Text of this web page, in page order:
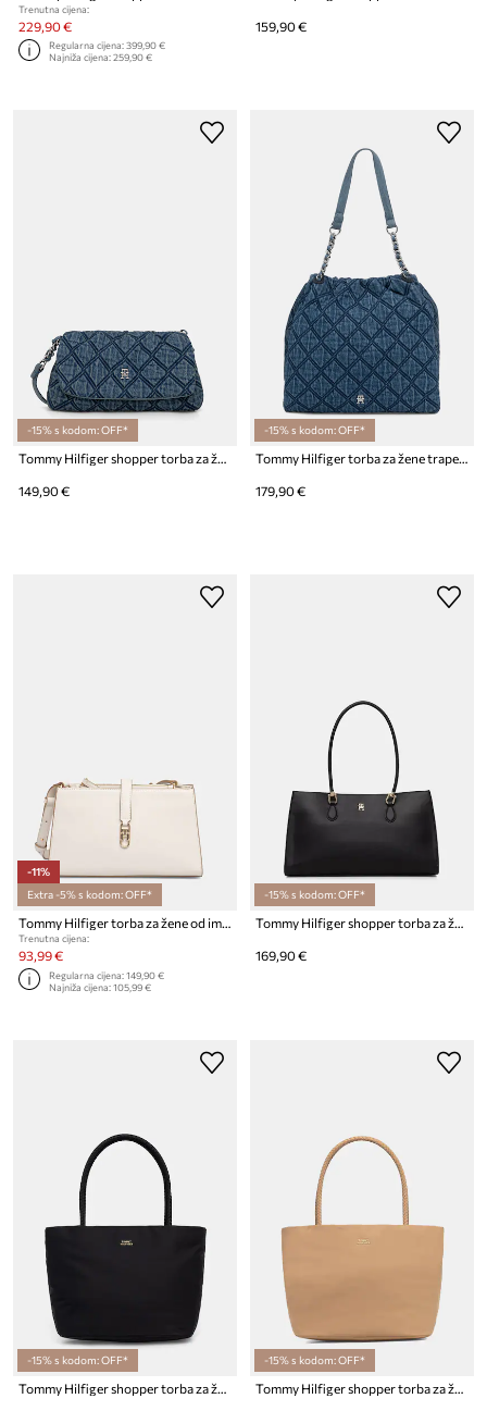
Trenutna cijena:
229,90 €
Regularna cijena:399,90 €
Najniža cijena:259,90 €
159,90 €
-15% s kodom: OFF*
Tommy Hilfiger shopper torba za žene traper
149,90 €
-15% s kodom: OFF*
Tommy Hilfiger torba za žene traper
179,90 €
-11%
Extra -5% s kodom: OFF*
Tommy Hilfiger torba za žene od imitacije kože
Trenutna cijena:
93,99 €
Regularna cijena:149,90 €
Najniža cijena:105,99 €
-15% s kodom: OFF*
Tommy Hilfiger shopper torba za žene od imitacije kože
169,90 €
-15% s kodom: OFF* -15% s kodom: OFF*